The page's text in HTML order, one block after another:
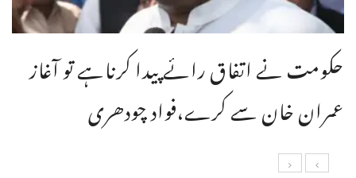
حکومت نے اتفاق رائے پیدا کرناہے تو آغاز
عمران خان سے کرے،فواد چودھری